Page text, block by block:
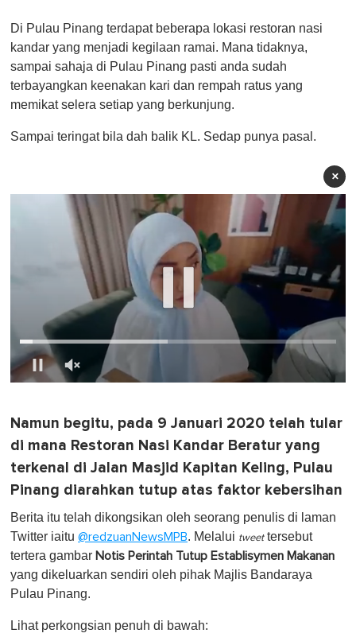
Di Pulau Pinang terdapat beberapa lokasi restoran nasi
kandar yang menjadi kegilaan ramai. Mana tidaknya,
sampai sahaja di Pulau Pinang pasti anda sudah
terbayangkan keenakan kari dan rempah ratus yang
memikat selera setiap yang berkunjung.
Sampai teringat bila dah balik KL. Sedap punya pasal.
×
1
m
i
n
t
,
0
Namun begitu, pada 9 Januari 2020 telah tular
di mana Restoran Nasi Kandar Beratur yang
terkenal di Jalan Masjid Kapitan Keling, Pulau
Pinang diarahkan tutup atas faktor kebersihan
Berita itu telah dikongsikan oleh seorang penulis di laman
Twitter iaitu @redzuanNewsMPB. Melalui tweettersebut
tertera gambar Notis Perintah Tutup Establisymen Makanan
yang dikeluarkan sendiri oleh pihak Majlis Bandaraya
Pulau Pinang.
Lihat perkongsian penuh di bawah: